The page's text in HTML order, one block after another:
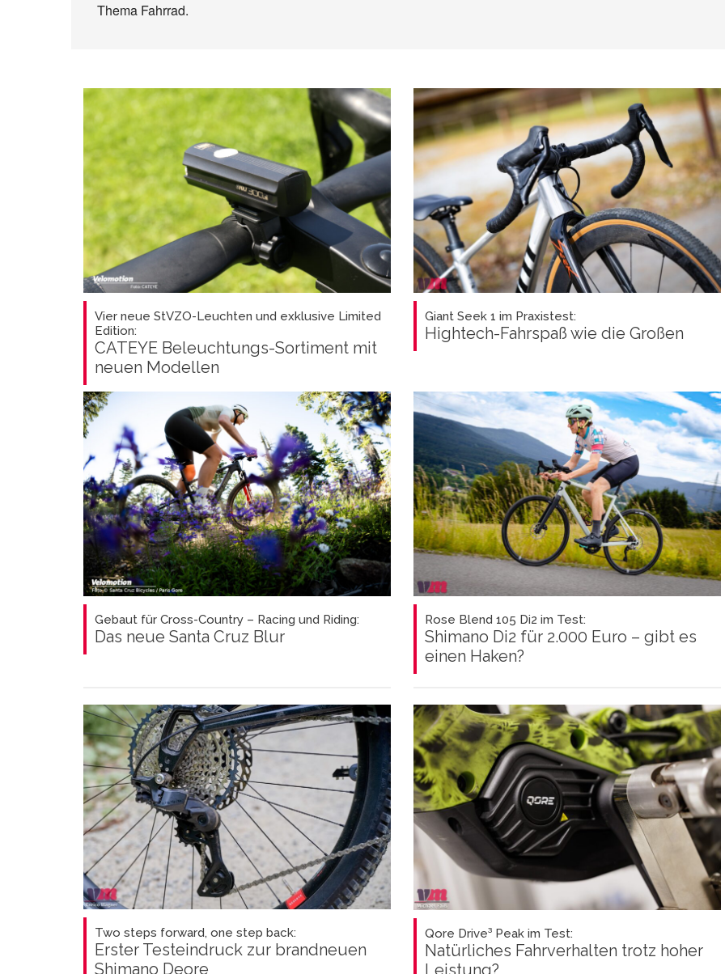
Thema Fahrrad.
Vier neue StVZO-Leuchten und exklusive Limited
Edition:
CATEYE Beleuchtungs-Sortiment mit
neuen Modellen
Giant Seek 1 im Praxistest:
Hightech-Fahrspaß wie die Großen
Gebaut für Cross-Country – Racing und Riding:
Das neue Santa Cruz Blur
Rose Blend 105 Di2 im Test:
Shimano Di2 für 2.000 Euro – gibt es
einen Haken?
Two steps forward, one step back:
Erster Testeindruck zur brandneuen
Shimano Deore
Qore Drive³ Peak im Test:
Natürliches Fahrverhalten trotz hoher
Leistung?